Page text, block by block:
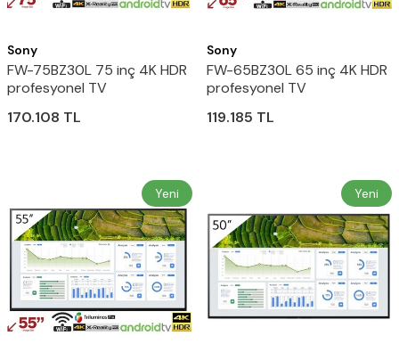
Sony
FW-75BZ30L 75 inç 4K HDR
profesyonel TV
170.108 TL
Sony
FW-65BZ30L 65 inç 4K HDR
profesyonel TV
119.185 TL
Yeni Yeni